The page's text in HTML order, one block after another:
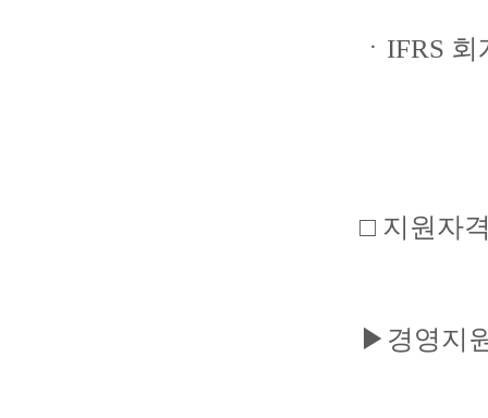
ㆍIFRS
□ 지원자
▶경영지